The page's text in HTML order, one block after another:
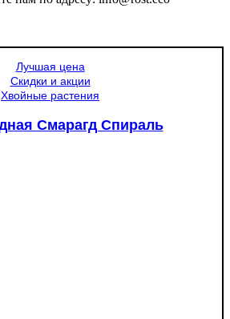
Лучшая цена
Скидки и акции
Хвойные растения
Смарагд Спираль